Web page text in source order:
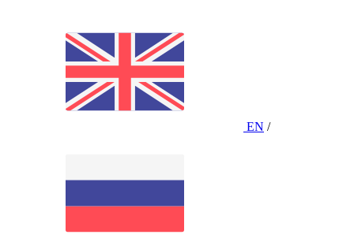
EN /